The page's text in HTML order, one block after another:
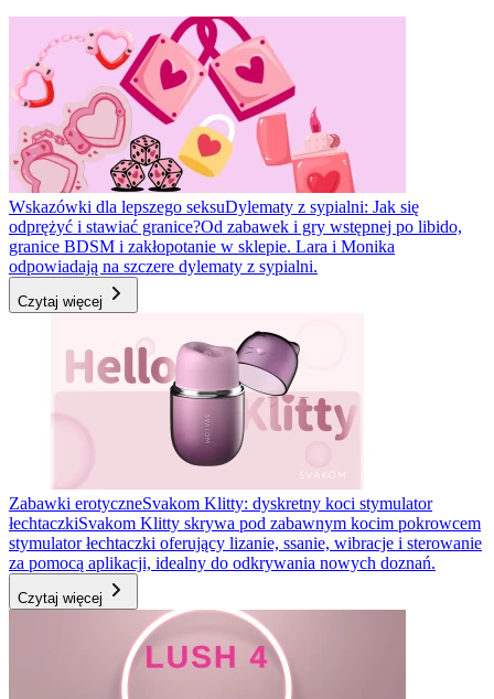
Wskazówki dla lepszego seksuDylematy z sypialni: Jak się
odprężyć i stawiać granice?Od zabawek i gry wstępnej po libido,
granice BDSM i zakłopotanie w sklepie. Lara i Monika
odpowiadają na szczere dylematy z sypialni.
Czytaj więcej
Zabawki erotyczneSvakom Klitty: dyskretny koci stymulator
łechtaczkiSvakom Klitty skrywa pod zabawnym kocim pokrowcem
stymulator łechtaczki oferujący lizanie, ssanie, wibracje i sterowanie
za pomocą aplikacji, idealny do odkrywania nowych doznań.
Czytaj więcej